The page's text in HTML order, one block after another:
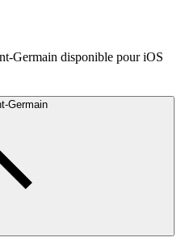
Germain disponible pour iOS
Germain